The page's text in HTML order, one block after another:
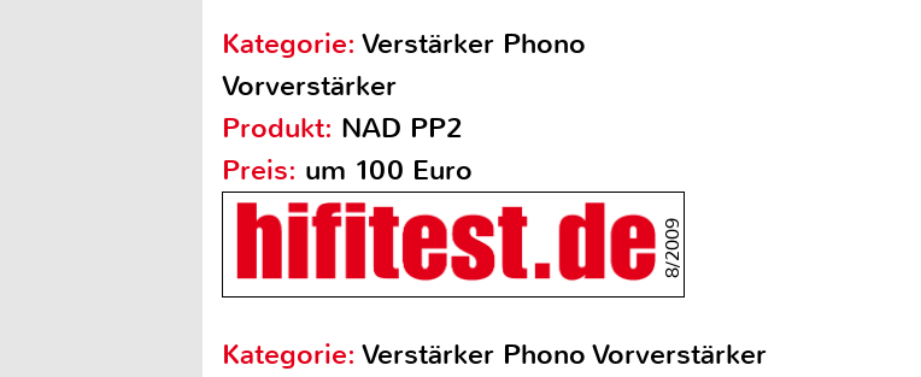
Kategorie:Verstärker Phono
Vorverstärker
Produkt: NAD PP2
Preis: um 100 Euro
8/2009
Kategorie:Verstärker Phono Vorverstärker